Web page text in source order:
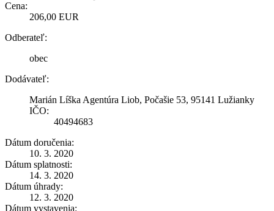
Cena:
206,00 EUR
Odberateľ:
obec
Dodávateľ:
Marián Líška Agentúra Liob, Počašie 53, 95141 Lužianky
IČO:
40494683
Dátum doručenia:
10. 3. 2020
Dátum splatnosti:
14. 3. 2020
Dátum úhrady:
12. 3. 2020
Dátum vystavenia: